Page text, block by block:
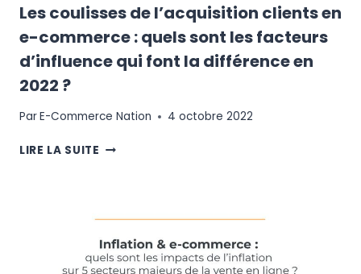
Les coulisses de l’acquisition clients en
e-commerce : quels sont les facteurs
d’influence qui font la différence en
2022 ?
ParE-Commerce Nation 4 octobre 2022
LIRE LA SUITE LES
E-
COMMERCE